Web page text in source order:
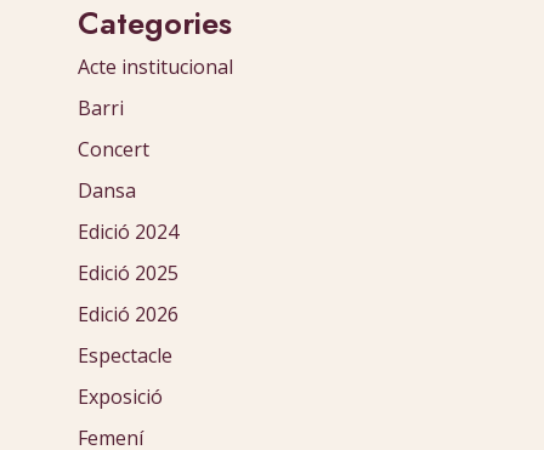
Categories
Acte institucional
Barri
Concert
Dansa
Edició 2024
Edició 2025
Edició 2026
Espectacle
Exposició
Femení